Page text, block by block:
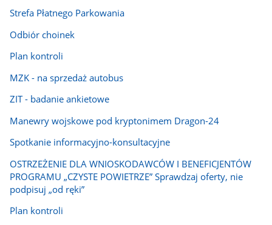
Strefa Płatnego Parkowania
Odbiór choinek
Plan kontroli
MZK - na sprzedaż autobus
ZIT - badanie ankietowe
Manewry wojskowe pod kryptonimem Dragon-24
Spotkanie informacyjno-konsultacyjne
OSTRZEŻENIE DLA WNIOSKODAWCÓW I BENEFICJENTÓW
PROGRAMU „CZYSTE POWIETRZE” Sprawdzaj oferty, nie
podpisuj „od ręki”
Plan kontroli